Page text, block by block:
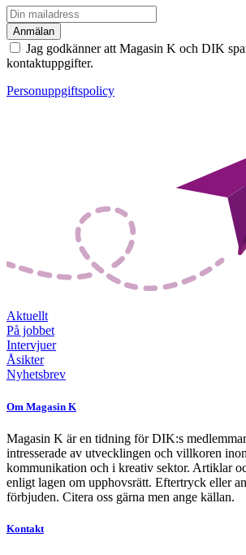
Jag godkänner att Magasin K och DIK
kontaktuppgifter.
Personuppgiftspolicy
Aktuellt
På jobbet
Intervjuer
Åsikter
Nyhetsbrev
Om Magasin K
Magasin K är en tidning för DIK:s
intresserade av utvecklingen och villkoren
kommunikation och i kreativ sektor. Artiklar
enligt lagen om upphovsrätt. Eftertryck eller
förbjuden. Citera oss gärna men ange källan.
Kontakt